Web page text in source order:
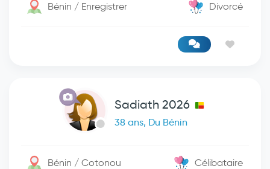
Bénin / Enregistrer Divorcé
Sadiath 2026
38 ans, Du Bénin
Bénin / Cotonou Célibataire